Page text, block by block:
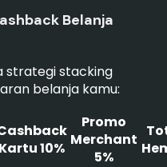
Belanja
strategi stacking
belanja kamu:
Kartu 10%
Promo
Merchant
5%